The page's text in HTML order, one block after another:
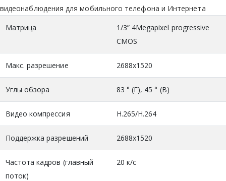
видеонаблюдения для мобильного телефона и Интернета
Матрица
1/3” 4Megapixel progressive
CMOS
Макс. разрешение 2688х1520
Углы обзора 83 ° (Г), 45 ° (В)
Видео компрессия H.265/H.264
Поддержка разрешений 2688x1520
Частота кадров (главный
поток)
20 к/с